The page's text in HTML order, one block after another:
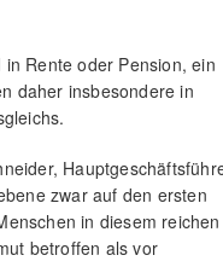
Rente oder Pension, ein
daher insbesondere in
zwar auf den ersten
in diesem reichen
betroffen als vor